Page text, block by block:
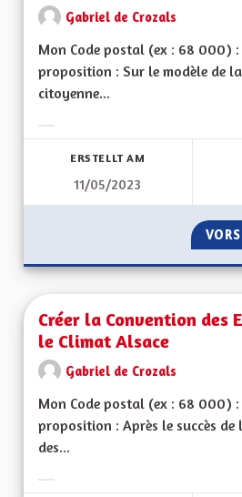
Gabriel de Crozals
Mon Code postal (ex : 68 000)
proposition : Sur le modèle de
citoyenne...
ERSTELLT AM
11/05/2023
Créer la Convention des
le Climat Alsace
Gabriel de Crozals
Mon Code postal (ex : 68 000)
proposition : Après le succès de
des...